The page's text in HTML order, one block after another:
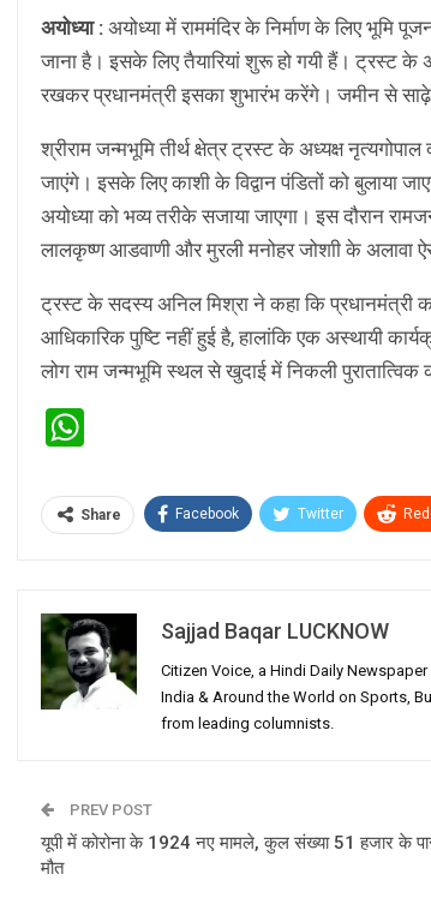
अयोध्या : अयोध्या में राममंदिर के निर्माण के लिए भूमि
जाना है। इसके लिए तैयारियां शुरू हो गयी हैं। ट्रस्ट के
रखकर प्रधानमंत्री इसका शुभारंभ करेंगे। जमीन से साढ़े
श्रीराम जन्मभूमि तीर्थ क्षेत्र ट्रस्ट के अध्यक्ष
जाएंगे। इसके लिए काशी के विद्वान पंडितों को बुलाया
अयोध्या को भव्य तरीके सजाया जाएगा। इस दौरान
लालकृष्ण आडवाणी और मुरली मनोहर जोशाी के अलावा
ट्रस्ट के सदस्य अनिल मिश्रा ने कहा कि प्रधानमंत्री
आधिकारिक पुष्टि नहीं हुई है, हालांकि एक अस्थायी
लोग राम जन्मभूमि स्थल से खुदाई में निकली
Share Facebook Twitter
Sajjad Baqar LUCKNOW
Citizen Voice, a Hindi Daily
India & Around the World on Sports,
from leading columnists.
PREV POST
यूपी में कोरोना के 1924 नए मामले, कुल संख्या 51 हजार के
मौत